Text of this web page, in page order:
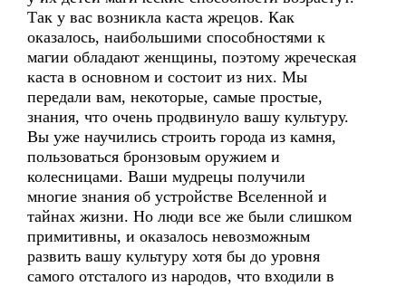
Так у вас возникла каста жрецов. Как
оказалось, наибольшими способностями к
магии обладают женщины, поэтому жреческая
каста в основном и состоит из них. Мы
передали вам, некоторые, самые простые,
знания, что очень продвинуло вашу культуру.
Вы уже научились строить города из камня,
пользоваться бронзовым оружием и
колесницами. Ваши мудрецы получили
многие знания об устройстве Вселенной и
тайнах жизни. Но люди все же были слишком
примитивны, и оказалось невозможным
развить вашу культуру хотя бы до уровня
самого отсталого из народов, что входили в